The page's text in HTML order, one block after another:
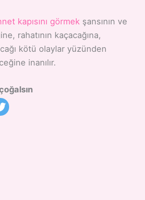
kapısını görmek şansının ve
rahatının kaçacağına,
kötü olaylar yüzünden
inanılır.